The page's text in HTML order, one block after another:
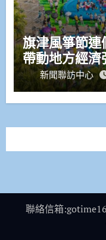
旗津風箏節連假
帶動地方經濟
新聞聯訪中心
聯絡信箱